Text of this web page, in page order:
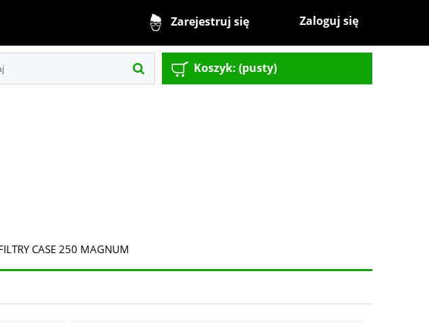
Zarejestruj się Zaloguj się
Koszyk: (pusty)
CASE 250 MAGNUM